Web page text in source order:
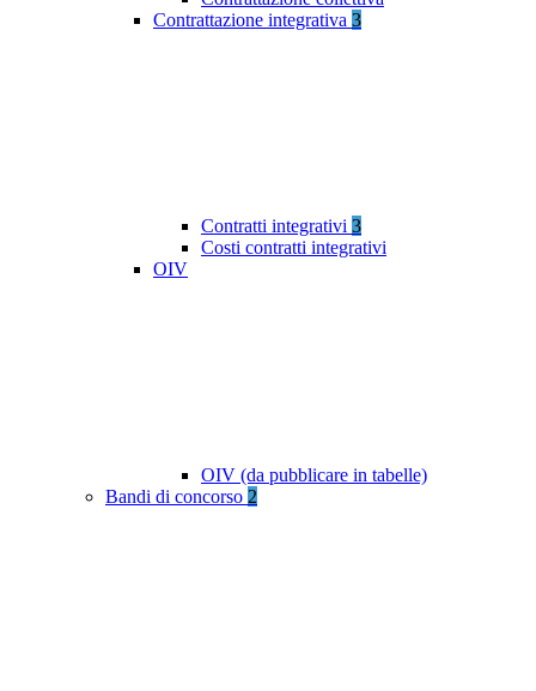
Contrattazione integrativa 3
Contratti integrativi 3
Costi contratti integrativi
OIV
OIV (da pubblicare in tabelle)
Bandi di concorso 2